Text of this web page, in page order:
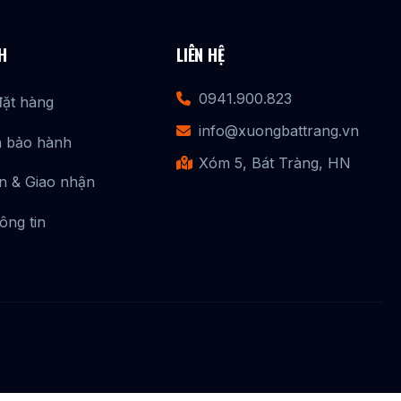
thật óng ánh, lộng lẫy. Món quà này không
vẽ vàng 24K lấp lánh sẽ tạo nên sức hút khó
hàng
bảo hành
& Giao nhận
tin
LIÊN HỆ
0941.900.823
info@xuongbattrang.vn
Xóm 5, Bát Tràng, HN